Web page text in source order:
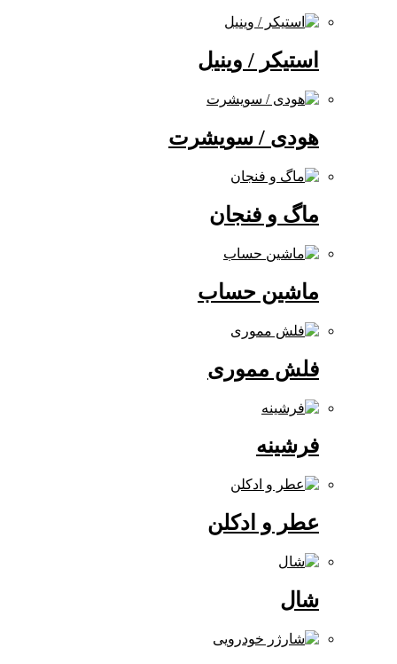
استیکر / وینیل
هودی / سویشرت
ماگ و فنجان
ماشین حساب
فلش مموری
عطر و ادکلن